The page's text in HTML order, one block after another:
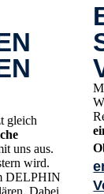
gleich
uns aus.
wird.
DELPHIN
Dabei